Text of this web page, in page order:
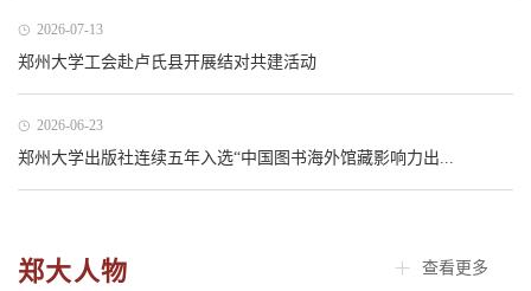
2026-07-13
郑州大学工会赴卢氏县开展结对共建活动
2026-06-23
郑州大学出版社连续五年入选“中国图书海外馆藏影响力出...
郑大人物 查看更多